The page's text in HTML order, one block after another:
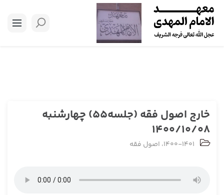
خارج اصول فقه (جلسه55) چهارشنبه
1400/10/08
1400-1401، اصول فقه